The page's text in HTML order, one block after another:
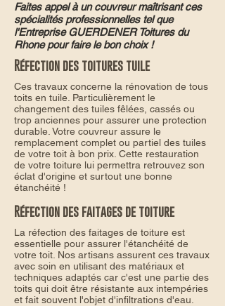
Faites appel à un couvreur maîtrisant ces
spécialités professionnelles tel que
l'Entreprise GUERDENER Toitures du
Rhone pour faire le bon choix !
Réfection des toitures tuile
Ces travaux concerne la rénovation de tous
toits en tuile. Particulièrement le
changement des tuiles fêlées, cassés ou
trop anciennes pour assurer une protection
durable. Votre couvreur assure le
remplacement complet ou partiel des tuiles
de votre toit à bon prix. Cette restauration
de votre toiture lui permettra retrouvez son
éclat d'origine et surtout une bonne
étanchéité !
Réfection des faitages de toiture
La réfection des faitages de toiture est
essentielle pour assurer l'étanchéité de
votre toit. Nos artisans assurent ces travaux
avec soin en utilisant des matériaux et
techniques adaptés car c'est une partie des
toits qui doit être résistante aux intempéries
et fait souvent l'objet d'infiltrations d'eau.